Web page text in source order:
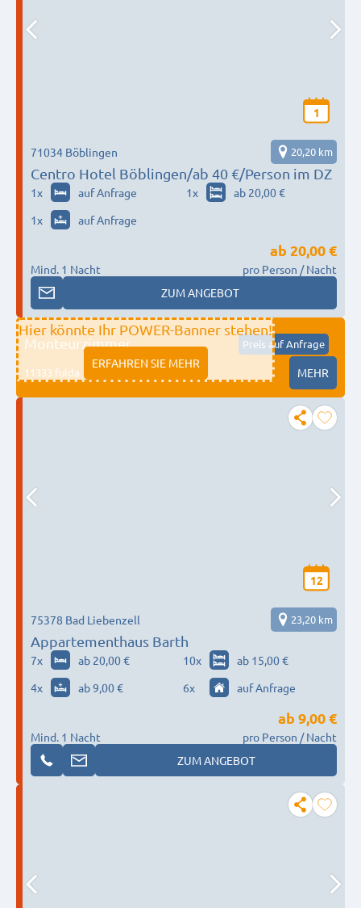
1
Centro Hotel Böblingen/ab 40 €/Person im DZ
71034 Böblingen 20,20 km
1x auf Anfrage 1x
ab 20,00 €
1x auf Anfrage
Mind. 1 Nacht
ab 20,00 €
pro Person / Nacht
ZUM ANGEBOT
Hier könnte Ihr POWER-Banner stehen!
ERFAHREN SIE MEHR
Monteurzimmer Preis auf Anfrage
11333 fulda MEHR
12
Appartementhaus Barth
75378 Bad Liebenzell 23,20 km
7x ab 20,00 € 10x
ab 15,00 €
4x ab 9,00 € 6x auf Anfrage
Mind. 1 Nacht
ab 9,00 €
pro Person / Nacht
ZUM ANGEBOT